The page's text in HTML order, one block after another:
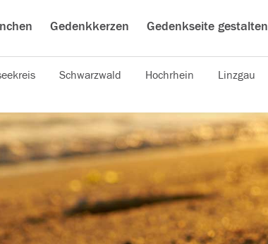
Gedenkkerzen Gedenkseite gestalten
Schwarzwald Hochrhein Linzgau